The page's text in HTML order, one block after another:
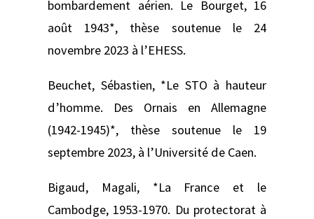
bombardement aérien. Le Bourget, 16
août 1943*, thèse soutenue le 24
novembre 2023 à l’EHESS.
Beuchet, Sébastien, *Le STO à hauteur
d’homme. Des Ornais en Allemagne
(1942-1945)*, thèse soutenue le 19
septembre 2023, à l’Université de Caen.
Bigaud, Magali, *La France et le
Cambodge, 1953-1970. Du protectorat à